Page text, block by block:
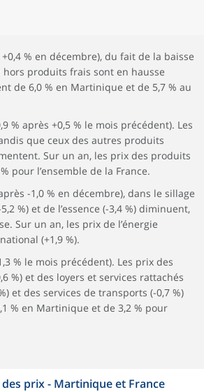
% en décembre), du fait de la baisse
hors produits frais sont en hausse
de 6,0 % en Martinique et de 5,7 % au
après +0,5 % le mois précédent). Les
que ceux des autres produits
Sur un an, les prix des produits
pour l’ensemble de la France.
-1,0 % en décembre), dans le sillage
%) et de l’essence (-3,4 %) diminuent,
Sur un an, les prix de l’énergie
(+1,9 %).
% le mois précédent). Les prix des
%) et des loyers et services rattachés
et des services de transports (-0,7 %)
% en Martinique et de 3,2 % pour
prix - Martinique et France